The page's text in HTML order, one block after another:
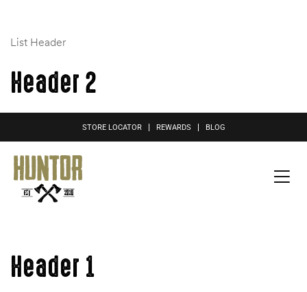
List Header
Header 2
STORE LOCATOR REWARDS BLOG
Header 1